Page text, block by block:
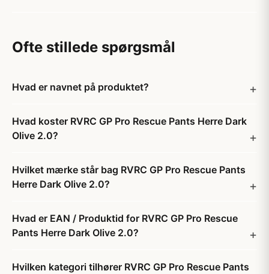
Ofte stillede spørgsmål
Hvad er navnet på produktet?
Hvad koster RVRC GP Pro Rescue Pants Herre Dark
Olive 2.0?
Hvilket mærke står bag RVRC GP Pro Rescue Pants
Herre Dark Olive 2.0?
Hvad er EAN / Produktid for RVRC GP Pro Rescue
Pants Herre Dark Olive 2.0?
Hvilken kategori tilhører RVRC GP Pro Rescue Pants